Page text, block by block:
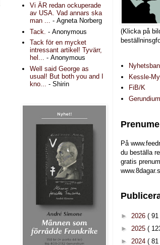
Vi ÄR redan ockuperade
av USA. Vad annars ska
man ... - Agneta Norberg
Tack. - Anonymous
Tack för en mycket
intressant artikel! Tyvärr,
hel... - Anonymous
Well said George as
usual! But both you and I
kno...
- Shirin
(Klicka på
Kessle-
FiB/K
På
du beställa
gratis
► 2026 ( 91
► 2025 (
► 2024 ( 81